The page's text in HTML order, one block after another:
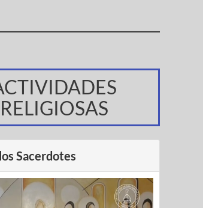
RELIGIOSAS
Sacerdotes